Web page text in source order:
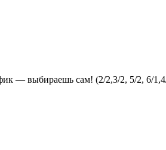
выбираешь сам! (2/2,3/2, 5/2, 6/1,4/